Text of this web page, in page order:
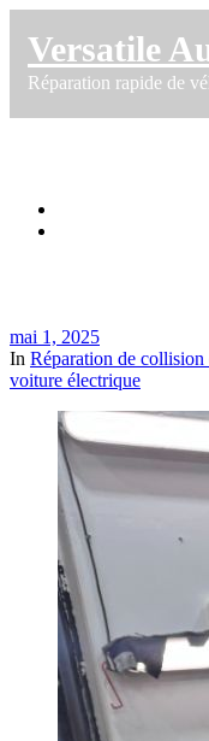
Versatile
Réparation rapide de
mai 1, 2025
In Réparation de collision
voiture électrique